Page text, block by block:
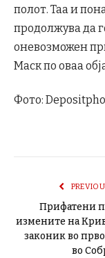
полот. Таа и
продолжува да
оневозможен
Маск по оваа
Фото:
Прифатени
измените на
законик во
во